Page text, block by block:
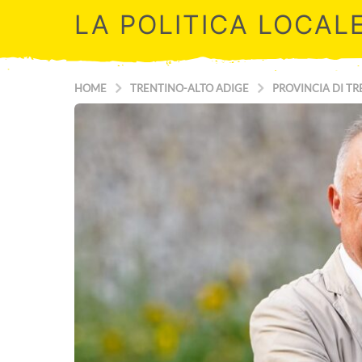
LA POLITICA
HOME TRENTINO-ALTO ADIGE PROVINCIA DI